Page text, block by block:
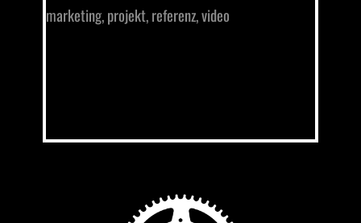
marketing,projekt,referenz,video